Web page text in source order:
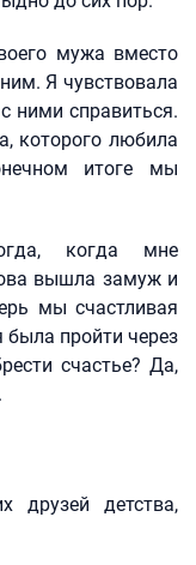
мужа вместо
Я чувствовала
ними справиться.
которого любила
итоге мы
когда мне
вышла замуж и
мы счастливая
была пройти через
счастье? Да,
друзей детства,